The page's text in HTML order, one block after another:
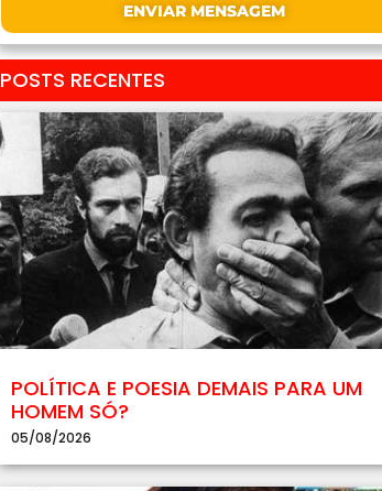
ENVIAR MENSAGEM
POSTS RECENTES
POLÍTICA E POESIA DEMAIS PARA UM
HOMEM SÓ?
05/08/2026